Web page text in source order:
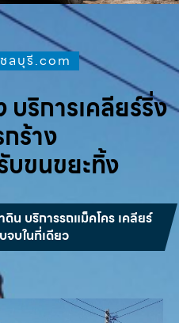
ลบุรี.com
บริการเคลียร์ริ่ง
ร้าง
บขนขยะทิ้ง
น บริการรถแม็คโคร เคลียร์
จบในที่เดียว